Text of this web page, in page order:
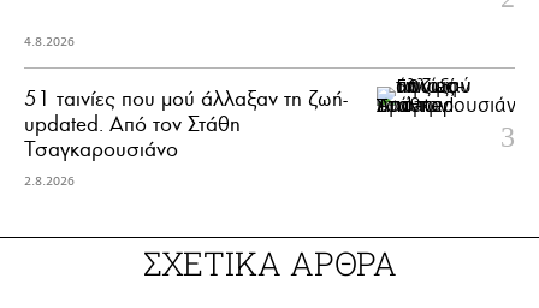
4.8.2026
51 ταινίες που μού άλλαξαν τη ζωή-
updated. Aπό τον Στάθη
Τσαγκαρουσιάνο
2.8.2026
ΣΧΕΤΙΚΑ ΑΡΘΡΑ